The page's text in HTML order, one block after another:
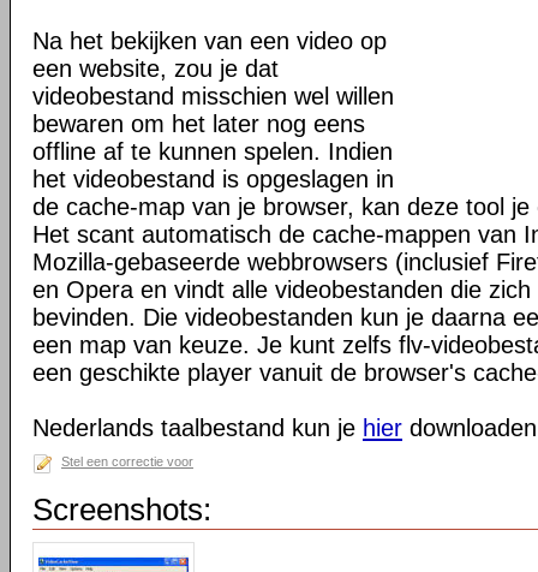
Na het bekijken van een video op
een website, zou je dat
videobestand misschien wel willen
bewaren om het later nog eens
offline af te kunnen spelen. Indien
het videobestand is opgeslagen in
de cache-map van je browser, kan deze tool je
Het scant automatisch de cache-mappen van
Mozilla-gebaseerde webbrowsers (inclusief
en Opera en vindt alle videobestanden die
bevinden. Die videobestanden kun je daarna
een map van keuze. Je kunt zelfs flv-
een geschikte player vanuit de browser's
Nederlands taalbestand kun je hier
Stel een correctie voor
Screenshots: